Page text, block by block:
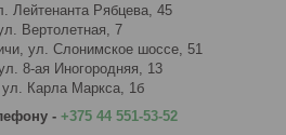
Лейтенанта Рябцева, 45
Вертолетная, 7
ул. Слонимское шоссе, 51
8-ая Иногородняя, 13
Карла Маркса, 1б
- +375 44 551-53-52